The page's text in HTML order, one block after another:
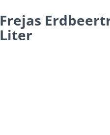
Frejas
Liter